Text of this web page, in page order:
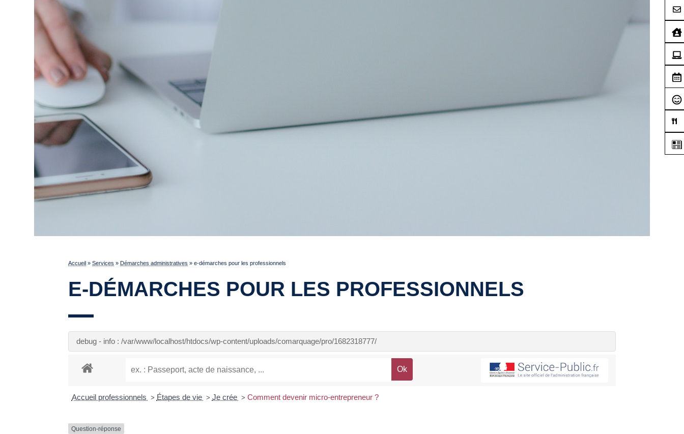
Accueil »Services » Démarches administratives »e-démarches pour les professionnels
E-DÉMARCHES POUR LES PROFESSIONNELS
debug - info : /var/www/localhost/htdocs/wp-content/uploads/comarquage/pro/1682318777/
Accueil professionnels > Étapes de vie > Je crée > Comment devenir micro-entrepreneur ?
Question-réponse